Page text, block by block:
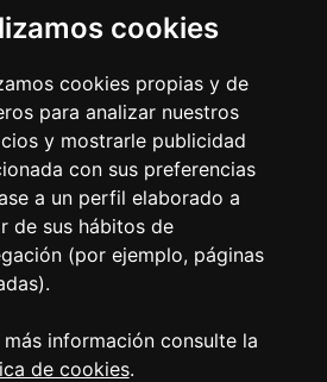
cookies
cookies propias y de
para analizar nuestros
y mostrarle publicidad
con sus preferencias
a un perfil elaborado a
de sus hábitos de
(por ejemplo, páginas
más información consulte la
de cookies.